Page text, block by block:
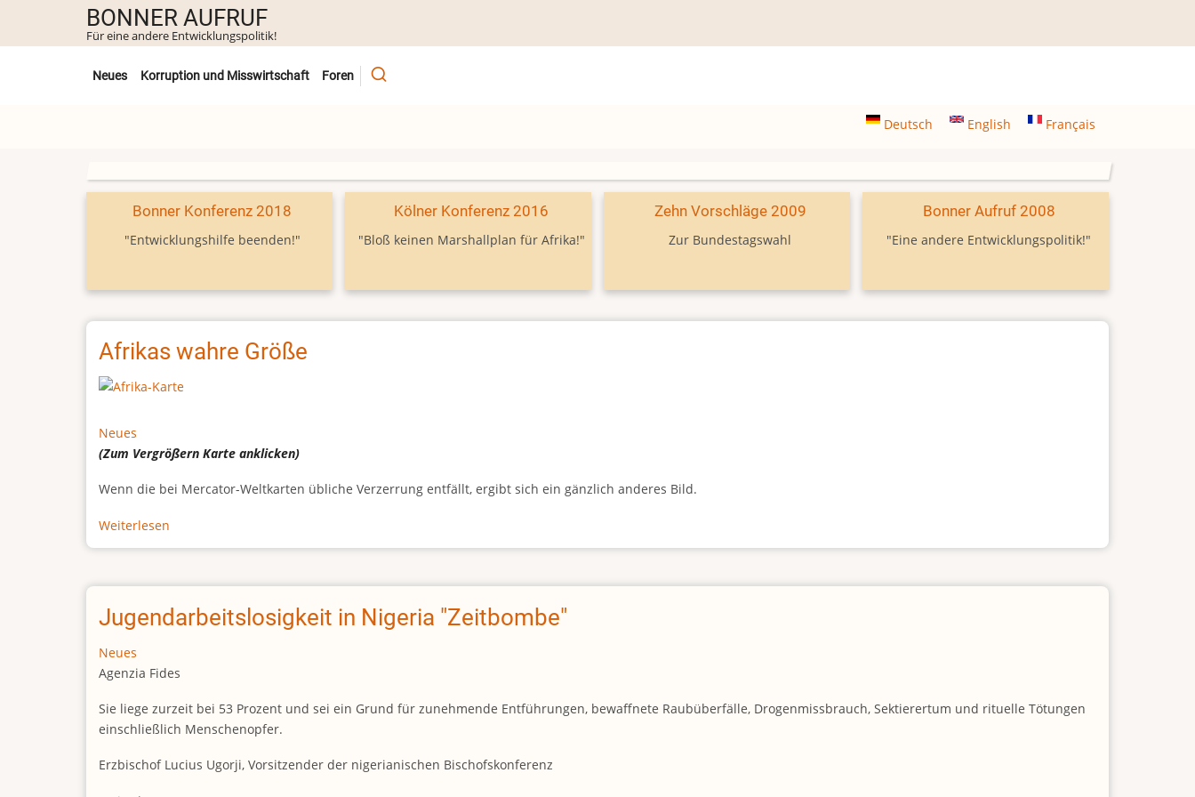
Inhalt
BONNER AUFRUF
Für eine andere Entwicklungspolitik!
Untermenü
Neues Korruption und Misswirtschaft Foren
Deutsch English Français
Bonner Konferenz 2018
"Entwicklungshilfe beenden!"
Kölner Konferenz 2016
"Bloß keinen Marshallplan für Afrika!"
Zehn Vorschläge 2009
Zur Bundestagswahl
Bonner Aufruf 2008
"Eine andere Entwicklungspolitik!"
Afrikas wahre Größe
Neues
(Zum VergrößernKarte anklicken)
Wenn die bei Mercator-Weltkarten übliche Verzerrung entfällt, ergibt sich ein gänzlich anderes Bild.
Weiterlesen
Afrikas
Größe
Jugendarbeitslosigkeit in Nigeria "Zeitbombe"
Neues
Agenzia Fides
Sie liege zurzeit bei 53 Prozent und sei ein Grund für zunehmende Entführungen, bewaffnete Raubüberfälle, Drogenmissbrauch, Sektierertum und rituelle Tötungen
einschließlich Menschenopfer.
Erzbischof Lucius Ugorji, Vorsitzender der nigerianischen Bischofskonferenz